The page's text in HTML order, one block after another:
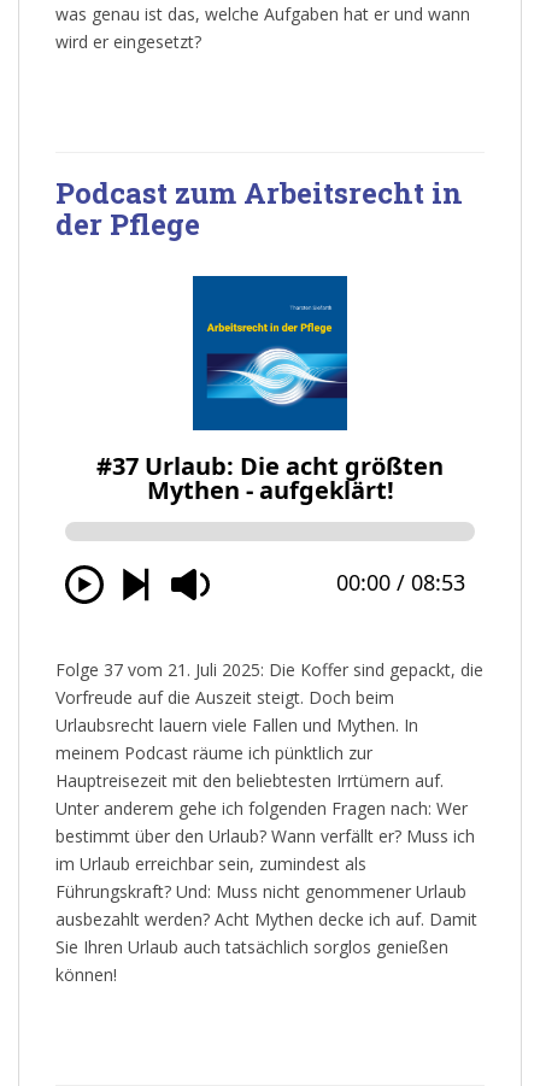
was genau ist das, welche Aufgaben hat er und wann
wird er eingesetzt?
Podcast zum Arbeitsrecht in
der Pflege
Folge 37 vom 21. Juli 2025: Die Koffer sind gepackt, die
Vorfreude auf die Auszeit steigt. Doch beim
Urlaubsrecht lauern viele Fallen und Mythen. In
meinem Podcast räume ich pünktlich zur
Hauptreisezeit mit den beliebtesten Irrtümern auf.
Unter anderem gehe ich folgenden Fragen nach: Wer
bestimmt über den Urlaub? Wann verfällt er? Muss ich
im Urlaub erreichbar sein, zumindest als
Führungskraft? Und: Muss nicht genommener Urlaub
ausbezahlt werden? Acht Mythen decke ich auf. Damit
Sie Ihren Urlaub auch tatsächlich sorglos genießen
können!